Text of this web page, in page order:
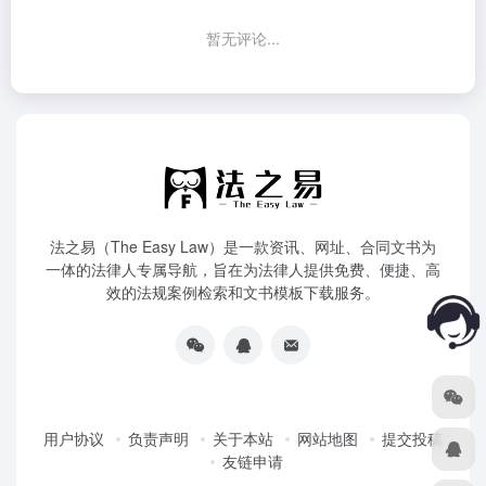
暂无评论...
法之易（The Easy Law）是一款资讯、网址、合同文书为
一体的法律人专属导航，旨在为法律人提供免费、便捷、高
效的法规案例检索和文书模板下载服务。
用户协议 负责声明 关于本站 网站地图
提交投稿
友链申请